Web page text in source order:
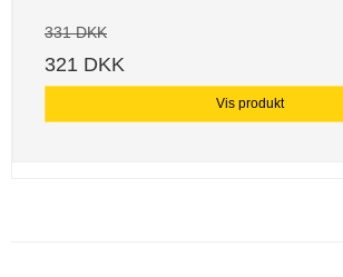
331 DKK
321 DKK
Vis produkt